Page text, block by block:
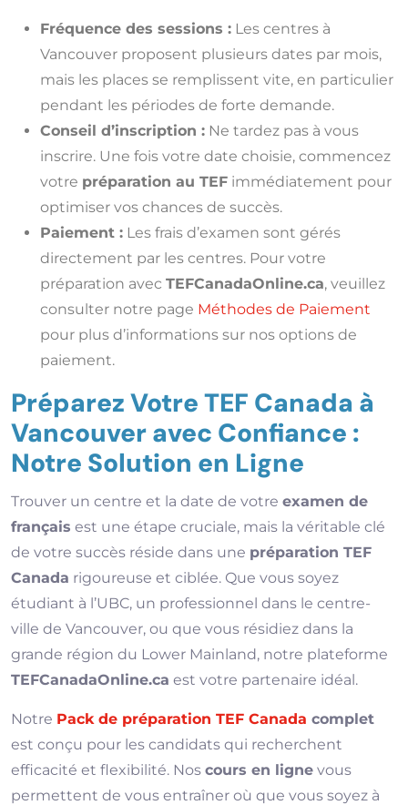
Fréquence des sessions : Les centres à
Vancouver proposent plusieurs dates par mois,
mais les places se remplissent vite, en particulier
pendant les périodes de forte demande.
Conseil d’inscription : Ne tardez pas à vous
inscrire. Une fois votre date choisie, commencez
votre préparation au TEF immédiatement pour
optimiser vos chances de succès.
Paiement : Les frais d’examen sont gérés
directement par les centres. Pour votre
préparation avec TEFCanadaOnline.ca, veuillez
consulter notre page Méthodes de Paiement
pour plus d’informations sur nos options de
paiement.
Préparez Votre TEF Canada à
Vancouver avec Confiance :
Notre Solution en Ligne
Trouver un centre et la date de votre examen de
français est une étape cruciale, mais la véritable clé
de votre succès réside dans une préparation TEF
Canada rigoureuse et ciblée. Que vous soyez
étudiant à l’UBC, un professionnel dans le centre-
ville de Vancouver, ou que vous résidiez dans la
grande région du Lower Mainland, notre plateforme
TEFCanadaOnline.ca est votre partenaire idéal.
Notre Pack de préparation TEF Canada complet
est conçu pour les candidats qui recherchent
efficacité et flexibilité. Nos cours en ligne vous
permettent de vous entraîner où que vous soyez à